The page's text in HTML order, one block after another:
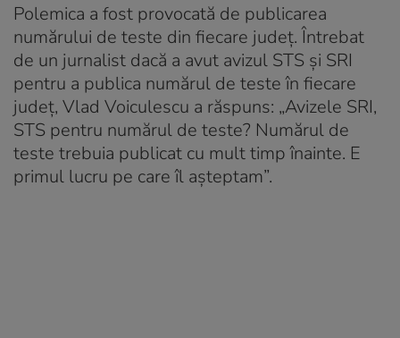
Polemica a fost provocată de publicarea
numărului de teste din fiecare județ. Întrebat
de un jurnalist dacă a avut avizul STS și SRI
pentru a publica numărul de teste în fiecare
județ, Vlad Voiculescu a răspuns: „Avizele SRI,
STS pentru numărul de teste? Numărul de
teste trebuia publicat cu mult timp înainte. E
primul lucru pe care îl așteptam”.